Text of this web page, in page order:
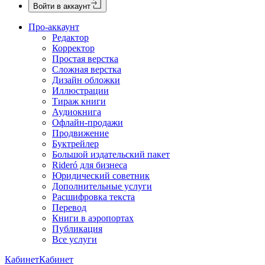
Войти в аккаунт
Про-аккаунт
Редактор
Корректор
Простая верстка
Сложная верстка
Дизайн обложки
Иллюстрации
Тираж книги
Аудиокнига
Офлайн-продажи
Продвижение
Буктрейлер
Большой издательский пакет
Rideró для бизнеса
Юридический советник
Дополнительные услуги
Расшифровка текста
Перевод
Книги в аэропортах
Публикация
Все услуги
КабинетКабинет